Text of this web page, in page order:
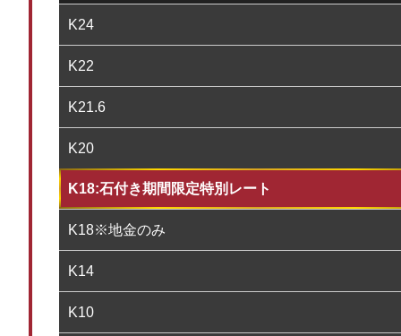
K24
K22
K21.6
K20
K18:石付き期間限定特別レート
K18※地金のみ
K14
K10